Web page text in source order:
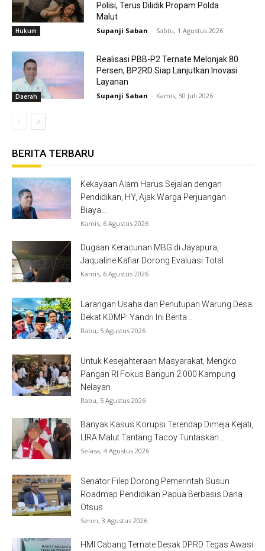
Hukum
Polisi, Terus Dilidik Propam Polda
Malut
Supanji Saban - Sabtu, 1 Agustus 2026
Daerah
Realisasi PBB-P2 Ternate Melonjak 80
Persen, BP2RD Siap Lanjutkan Inovasi
Layanan
Supanji Saban - Kamis, 30 Juli 2026
BERITA TERBARU
Kekayaan Alam Harus Sejalan dengan
Pendidikan, HY, Ajak Warga Perjuangan
Biaya...
Kamis, 6 Agustus 2026
Dugaan Keracunan MBG di Jayapura,
Jaqualine Kafiar Dorong Evaluasi Total
Kamis, 6 Agustus 2026
Larangan Usaha dan Penutupan Warung Desa
Dekat KDMP: Yandri Ini Berita...
Rabu, 5 Agustus 2026
Untuk Kesejahteraan Masyarakat, Mengko
Pangan RI Fokus Bangun 2.000 Kampung
Nelayan
Rabu, 5 Agustus 2026
Banyak Kasus Korupsi Terendap Dimeja Kejati,
LIRA Malut Tantang Tacoy Tuntaskan...
Selasa, 4 Agustus 2026
Senator Filep Dorong Pemerintah Susun
Roadmap Pendidikan Papua Berbasis Dana
Otsus
Senin, 3 Agustus 2026
HMI Cabang Ternate Desak DPRD Tegas Awasi